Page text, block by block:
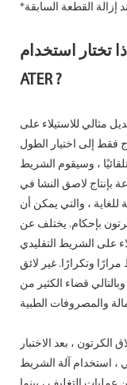
إزالة القطعة السابقة
ATER ?
مثالي للاستيلاء على
، وسيقوم الشريط
للغاية ، والتي يمكن أن
على الشريط التقليدي
قضاء الكثير من
الكرتون ، بعد الاختبار